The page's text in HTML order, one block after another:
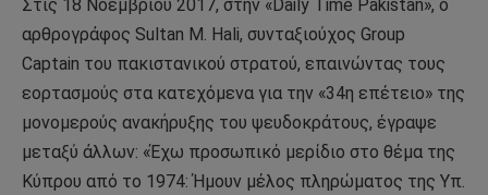
Στις 18 Νοεμβρίου 2017, στην «Daily Time Pakistan», ο
αρθρογράφος Sultan M. Hali, συνταξιούχος Group
Captain του πακιστανικού στρατού, επαινώντας τους
εορτασμούς στα κατεχόμενα για την «34η επέτειο» της
μονομερούς ανακήρυξης του ψευδοκράτους, έγραψε
μεταξύ άλλων: «Έχω προσωπικό μερίδιο στο θέμα της
Κύπρου από το 1974: Ήμουν μέλος πληρώματος της Υπ.